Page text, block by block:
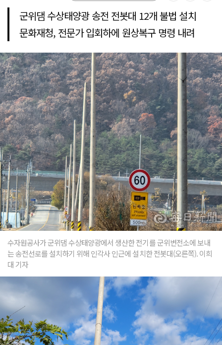
군위댐 수상태양광 송전 전봇대 12개 불법 설치
문화재청, 전문가 입회하에 원상복구 명령 내려
수자원공사가 군위댐 수상태양광에서 생산한 전기를 군위변전소에 보내
는 송전선로를 설치하기 위해 인각사 인근에 설치한 전봇대(오른쪽). 이희
대 기자